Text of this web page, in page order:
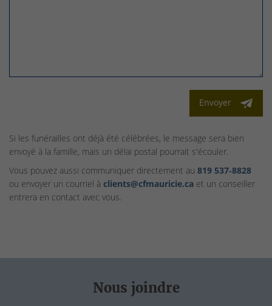
Envoyer
Si les funérailles ont déjà été célébrées, le message sera bien
envoyé à la famille, mais un délai postal pourrait s'écouler.
Vous pouvez aussi communiquer directement au 819 537‑8828
ou envoyer un courriel à clients@cfmauricie.ca et un conseiller
entrera en contact avec vous.
Nous joindre